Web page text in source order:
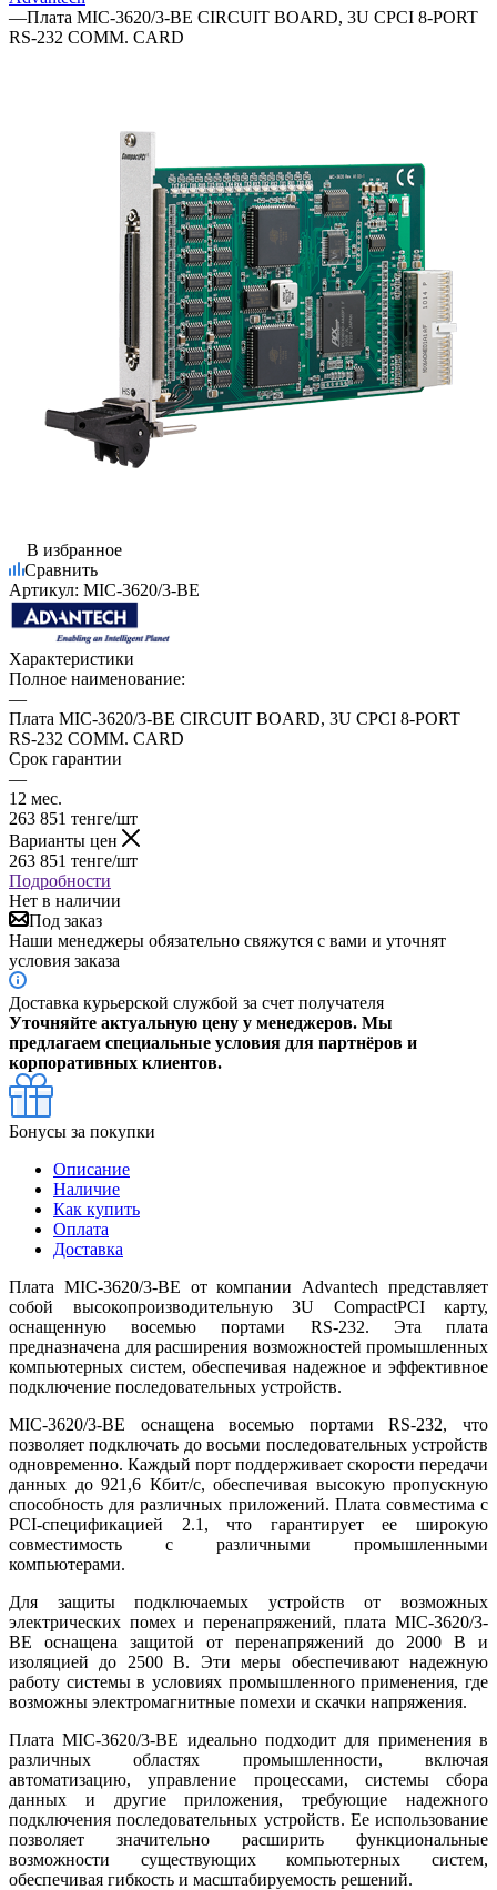
—Плата MIC-3620/3-BE CIRCUIT BOARD, 3U CPCI 8-PORT
RS-232 COMM. CARD
В избранное
Сравнить
Артикул: MIC-3620/3-BE
Характеристики
Полное наименование:
—
Плата MIC-3620/3-BE CIRCUIT BOARD, 3U CPCI 8-PORT
RS-232 COMM. CARD
Срок гарантии
—
12 мес.
263 851 тенге/шт
Варианты цен
263 851 тенге/шт
Подробности
Нет в наличии
Под заказ
Наши менеджеры обязательно свяжутся с вами и уточнят
условия заказа
Доставка курьерской службой за счет получателя
Уточняйте актуальную цену у менеджеров. Мы
предлагаем специальные условия для партнёров и
корпоративных клиентов.
Бонусы за покупки
Описание
Наличие
Как купить
Оплата
Доставка
Плата MIC-3620/3-BE от компании Advantech представляет
собой высокопроизводительную 3U CompactPCI карту,
оснащенную восемью портами RS-232. Эта плата
предназначена для расширения возможностей промышленных
компьютерных систем, обеспечивая надежное и эффективное
подключение последовательных устройств.
MIC-3620/3-BE оснащена восемью портами RS-232, что
позволяет подключать до восьми последовательных устройств
одновременно. Каждый порт поддерживает скорости передачи
данных до 921,6 Кбит/с, обеспечивая высокую пропускную
способность для различных приложений. Плата совместима с
PCI-спецификацией 2.1, что гарантирует ее широкую
совместимость с различными промышленными
компьютерами.
Для защиты подключаемых устройств от возможных
электрических помех и перенапряжений, плата MIC-3620/3-
BE оснащена защитой от перенапряжений до 2000 В и
изоляцией до 2500 В. Эти меры обеспечивают надежную
работу системы в условиях промышленного применения, где
возможны электромагнитные помехи и скачки напряжения.
Плата MIC-3620/3-BE идеально подходит для применения в
различных областях промышленности, включая
автоматизацию, управление процессами, системы сбора
данных и другие приложения, требующие надежного
подключения последовательных устройств. Ее использование
позволяет значительно расширить функциональные
возможности существующих компьютерных систем,
обеспечивая гибкость и масштабируемость решений.